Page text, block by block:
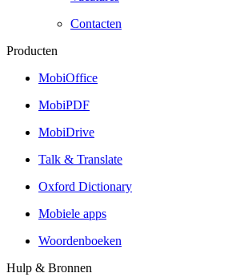
Contacten
Producten
MobiOffice
MobiPDF
MobiDrive
Talk & Translate
Oxford Dictionary
Mobiele apps
Woordenboeken
Hulp & Bronnen